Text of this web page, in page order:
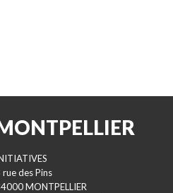
rue des Pins
MONTPELLIER